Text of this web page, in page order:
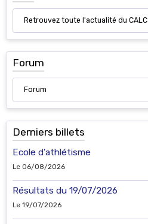
Retrouvez toute l'actualité du CALC
Forum
Forum
Derniers billets
Ecole d'athlétisme
Le 06/08/2026
Résultats du 19/07/2026
Le 19/07/2026